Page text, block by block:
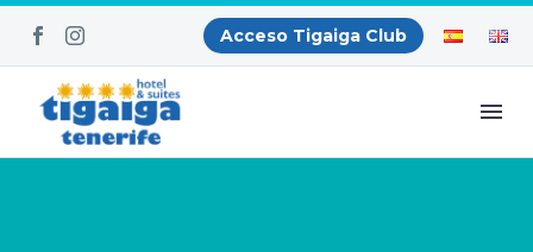
Acceso Tigaiga Club